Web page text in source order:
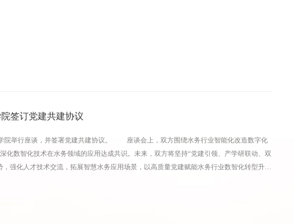
园，大家深入学习谷文昌同志扎根基层、无私奉献、一心为民的先进事迹，深刻领会榜样
怀，增强树立和践行正确政绩观的思想自觉、政治自觉、行动自觉。 感悟革命精神，凝
府临时驻地，深入了解彭湃苏区艰苦卓绝的革命斗争史实，深切体悟革命先辈依托天然溶
力我省水利事业高质量发展。
签订党建共建协议
举行座谈，并签署党建共建协议。 座谈会上，双方围绕水务行业智能化改造数字化
化数智化技术在水务领域的应用达成共识。未来，双方将坚持“党建引领、产学研联动、双
强化人才技术交流，拓展智慧水务应用场景，以高质量党建赋能水务行业数智化转型升